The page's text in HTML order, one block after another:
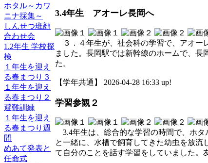
ホタル～カワ
ニナ採集～
しんせつ班顔
合わせ会
1.2年生 学校探
検
１年生を迎え
る春まつり３
１年生を迎え
る春まつり２
避難訓練
１年生を迎え
る春まつり週
間
めあて発表と
任命式
3.4年生 アオーレ長岡へ
３．４年生が、社会科の学習で、アオー
ました。長岡駅では新幹線のホームで、
た。
【学年共通】 2026-04-28 16:33 up!
学習参観２
3.4年生は、総合的な学習の時間で、ホタ
と一緒に、水槽で飼育してきた幼虫を放流
て自分のことを話す学習をしていました。